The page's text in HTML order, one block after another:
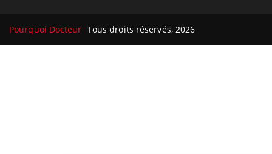
Pourquoi Docteur Tous droits réservés, 2026